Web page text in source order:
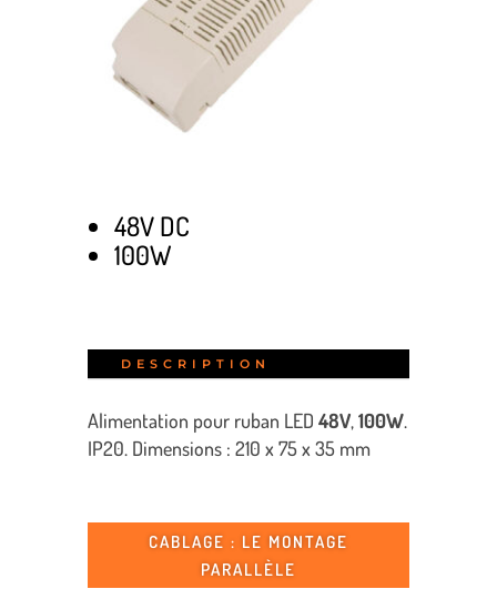
48V DC
100W
DESCRIPTION
Alimentation pour ruban LED 48V,100W.
IP20. Dimensions : 210 x 75 x 35 mm
CABLAGE : LE MONTAGE
PARALLÈLE